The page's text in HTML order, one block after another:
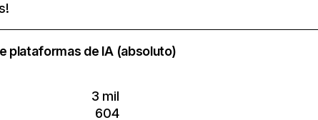
plataformas de IA (absoluto)
3 mil
604